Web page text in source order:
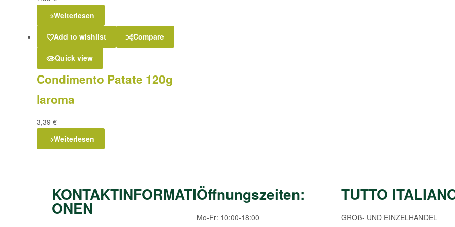
Weiterlesen
Add to wishlist Compare
Quick view
Condimento Patate 120g
laroma
3,39 €
Weiterlesen
KONTAKTINFORMATI
ONEN
Öffnungszeiten:
Mo-Fr: 10:00-18:00
TUTTO
GROß- UND EINZELHANDEL